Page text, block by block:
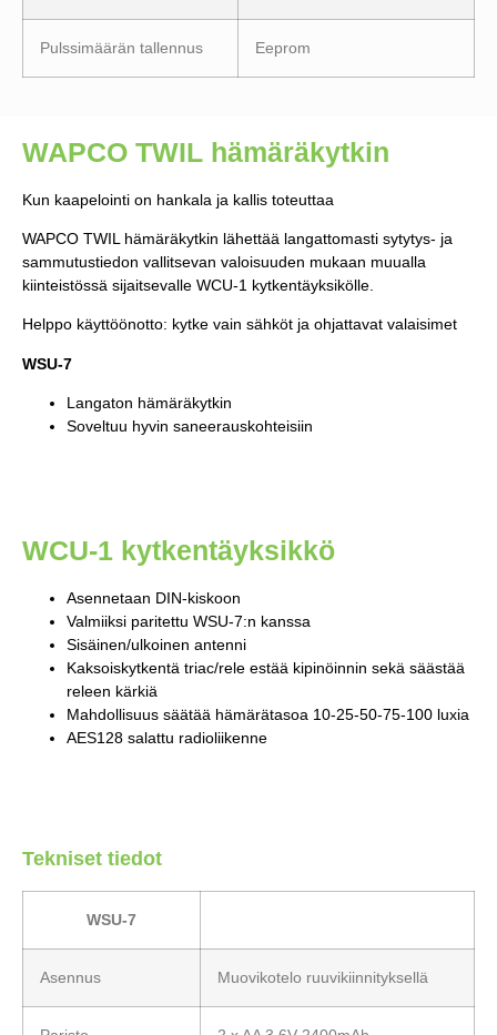
Pulssimäärän tallennus Eeprom
WAPCO TWIL hämäräkytkin
Kun kaapelointi on hankala ja kallis toteuttaa
WAPCO TWIL hämäräkytkin lähettää langattomasti sytytys- ja
sammutustiedon vallitsevan valoisuuden mukaan muualla
kiinteistössä sijaitsevalle WCU-1 kytkentäyksikölle.
Helppo käyttöönotto: kytke vain sähköt ja ohjattavat valaisimet
WSU-7
Langaton hämäräkytkin
Soveltuu hyvin saneerauskohteisiin
WCU-1 kytkentäyksikkö
Asennetaan DIN-kiskoon
Valmiiksi paritettu WSU-7:n kanssa
Sisäinen/ulkoinen antenni
Kaksoiskytkentä triac/rele estää kipinöinnin sekä säästää
releen kärkiä
Mahdollisuus säätää hämärätasoa 10-25-50-75-100 luxia
AES128 salattu radioliikenne
Tekniset tiedot
WSU-7
Asennus Muovikotelo ruuvikiinnityksellä